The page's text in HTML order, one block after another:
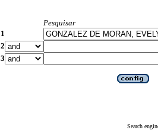
Pesquisar
1
2
3
Search